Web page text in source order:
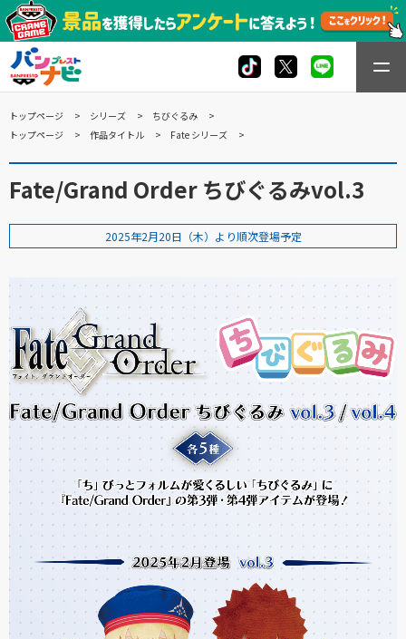
トップページ シリーズ
ちびぐるみ
トップページ
作品タイトル Fate シリーズ
Fate/Grand Order ちびぐるみvol.3
2025年2月20日（木）より順次登場予定